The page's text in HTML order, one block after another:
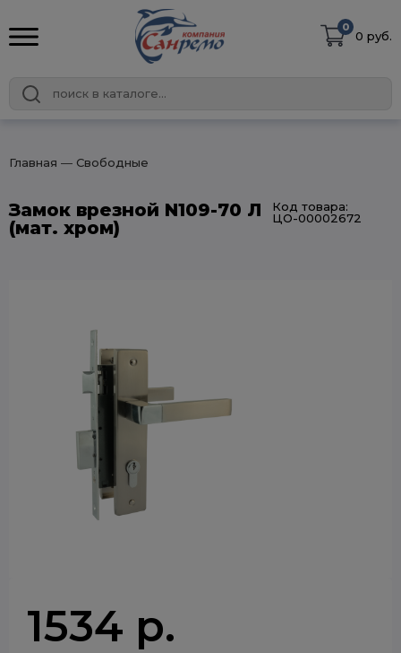
0
0 руб.
Главная ― Свободные
Замок врезной N109-70 Л
(мат. хром)
Код товара:
ЦО-00002672
1534 р.